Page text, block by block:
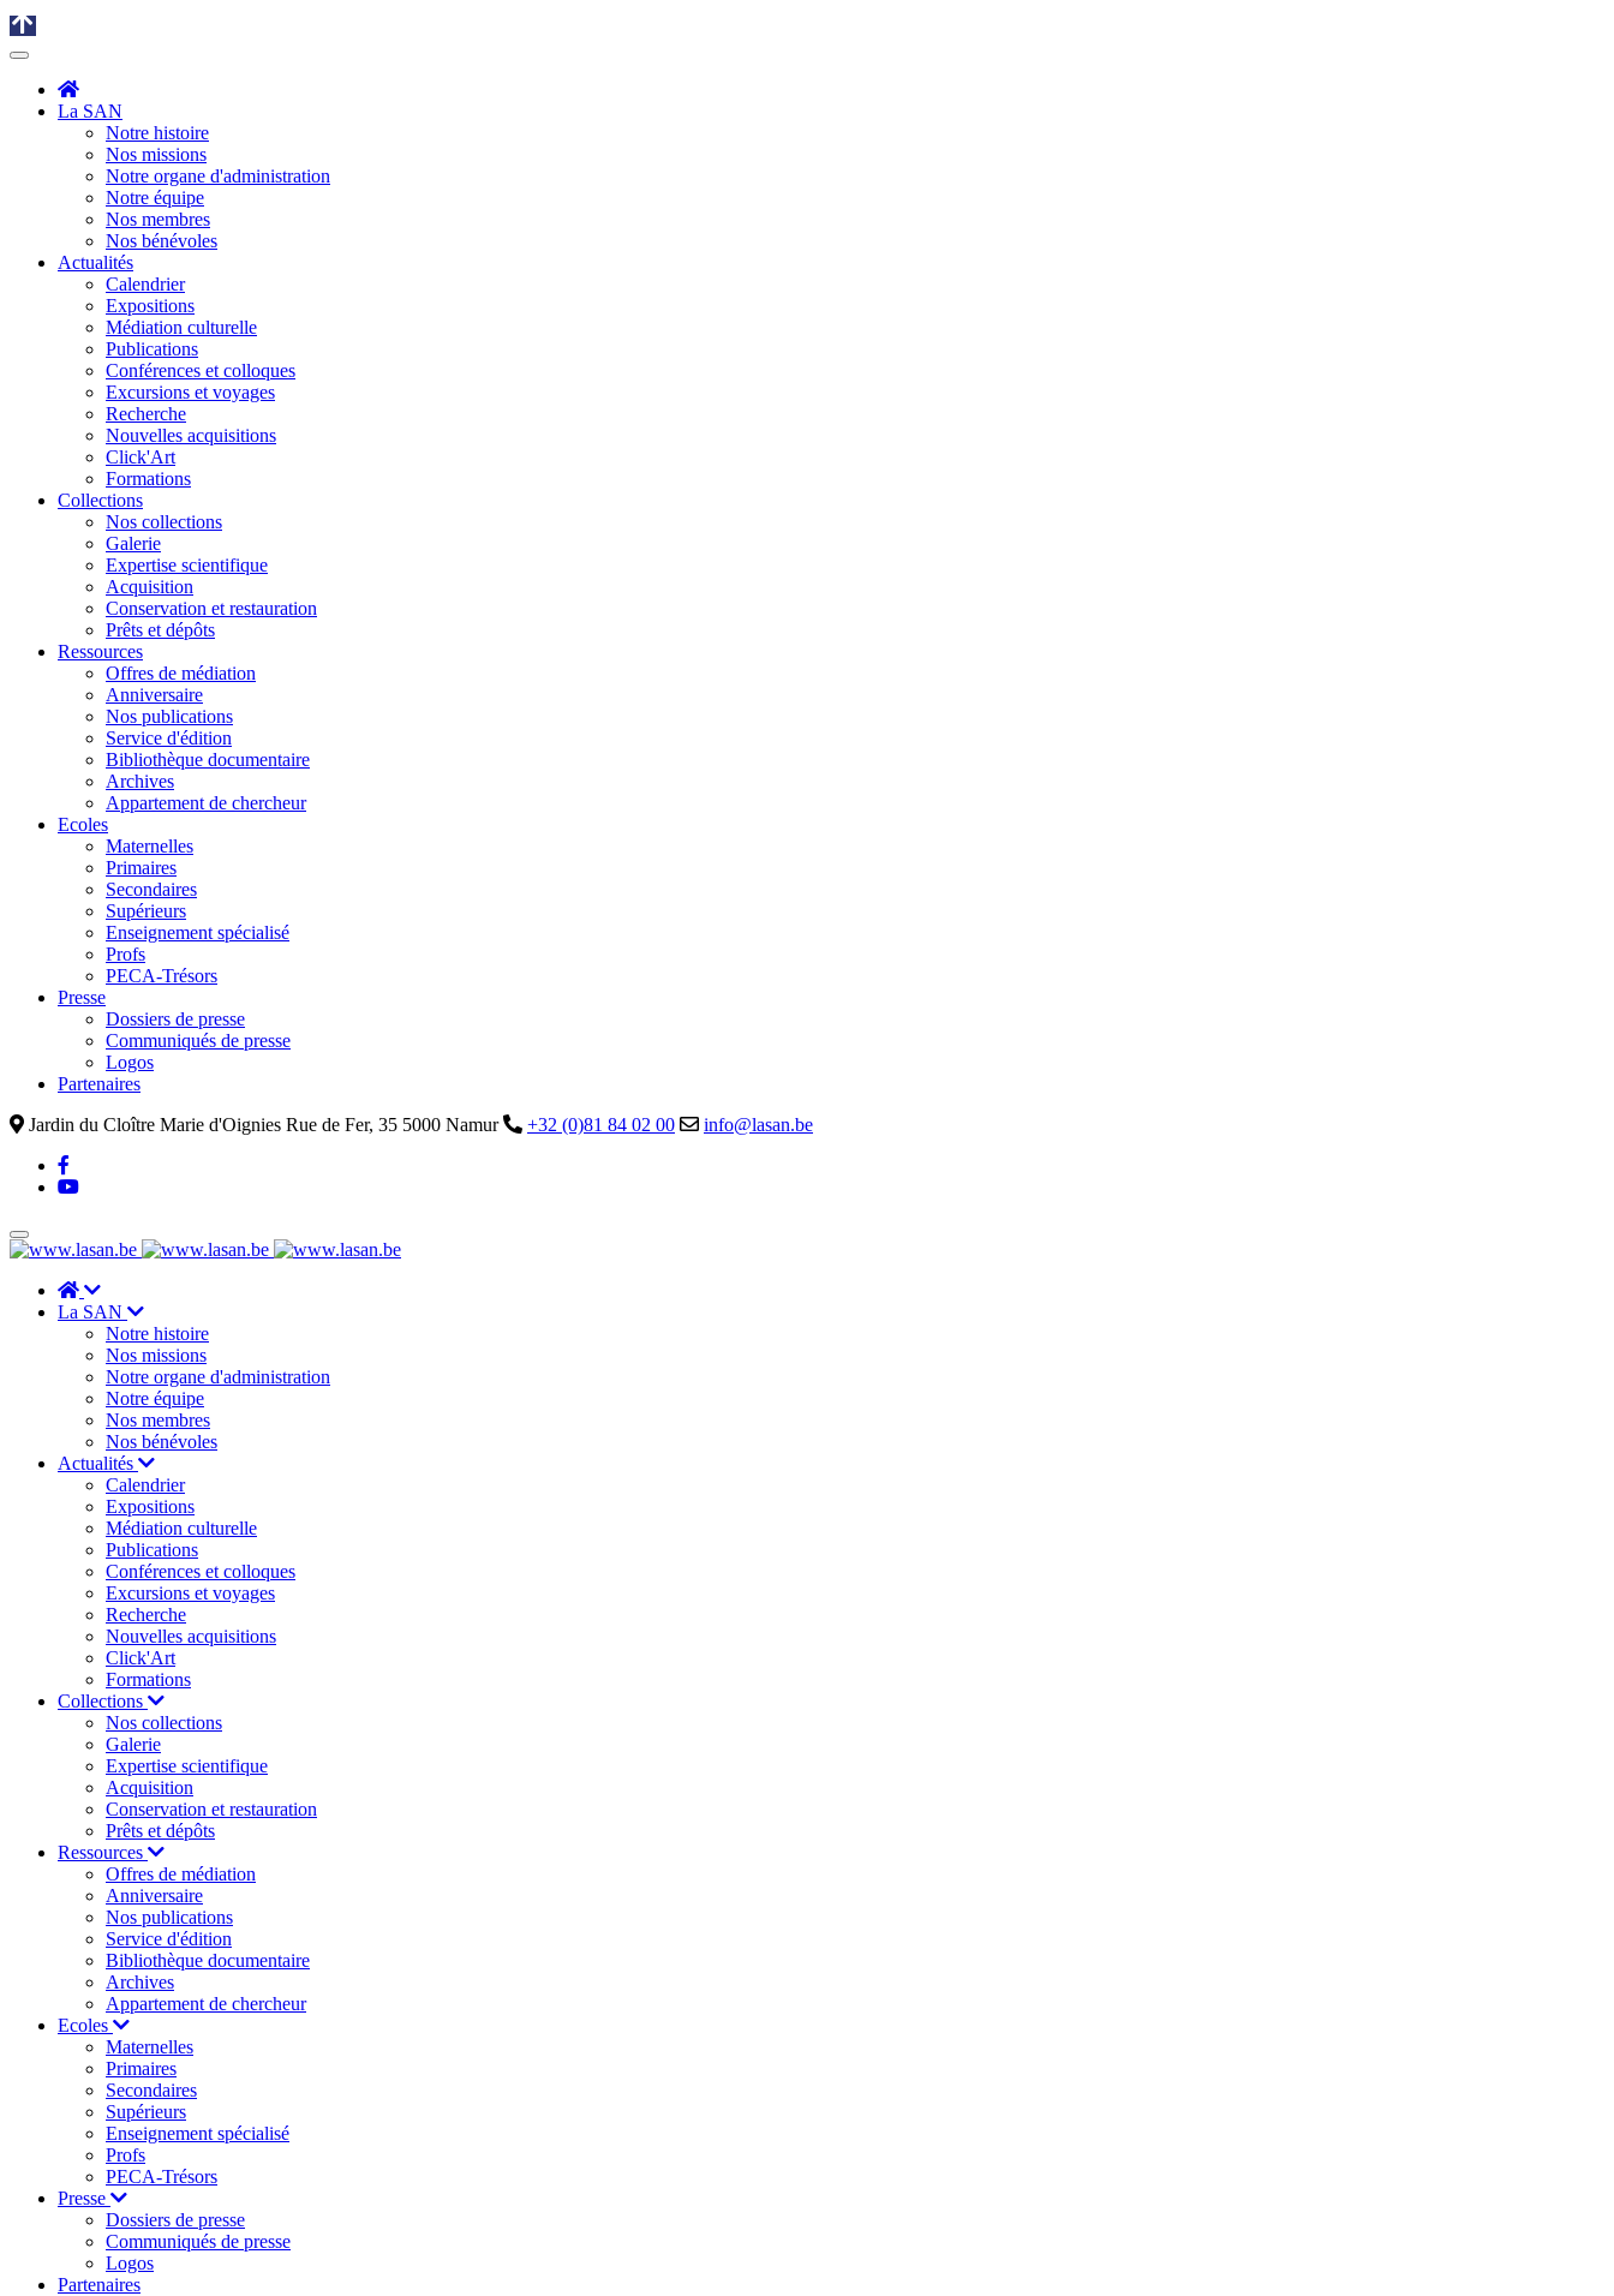
La SAN
Notre histoire
Nos missions
Notre organe d'administration
Notre équipe
Nos membres
Nos bénévoles
Actualités
Calendrier
Expositions
Médiation culturelle
Publications
Conférences et colloques
Excursions et voyages
Recherche
Nouvelles acquisitions
Click'Art
Formations
Collections
Nos collections
Galerie
Expertise scientifique
Acquisition
Conservation et restauration
Prêts et dépôts
Ressources
Offres de médiation
Anniversaire
Nos publications
Service d'édition
Bibliothèque documentaire
Archives
Appartement de chercheur
Ecoles
Maternelles
Primaires
Secondaires
Supérieurs
Enseignement spécialisé
Profs
PECA-Trésors
Presse
Dossiers de presse
Communiqués de presse
Logos
Partenaires
Jardin du Cloître Marie d'Oignies Rue de Fer, 35 5000 Namur
+32 (0)81 84 02 00 info@lasan.be
La SAN
Notre histoire
Nos missions
Notre organe d'administration
Notre équipe
Nos membres
Nos bénévoles
Actualités
Calendrier
Expositions
Médiation culturelle
Publications
Conférences et colloques
Excursions et voyages
Recherche
Nouvelles acquisitions
Click'Art
Formations
Collections
Nos collections
Galerie
Expertise scientifique
Acquisition
Conservation et restauration
Prêts et dépôts
Ressources
Offres de médiation
Anniversaire
Nos publications
Service d'édition
Bibliothèque documentaire
Archives
Appartement de chercheur
Ecoles
Maternelles
Primaires
Secondaires
Supérieurs
Enseignement spécialisé
Profs
PECA-Trésors
Presse
Dossiers de presse
Communiqués de presse
Logos
Partenaires